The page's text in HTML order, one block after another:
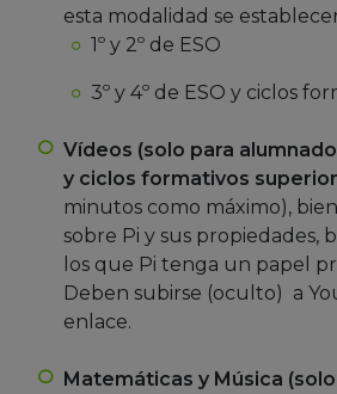
esta modalidad se
1º y 2º de ESO
3º y 4º de ESO y ciclos
Vídeos (solo para
y ciclos formativos
minutos como máximo),
sobre Pi y sus propiedades,
los que Pi tenga un papel
Deben subirse (oculto) a
enlace.
Matemáticas y Música